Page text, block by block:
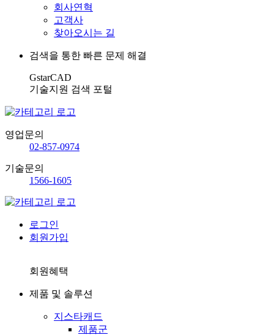
회사연혁
고객사
찾아오시는 길
검색을 통한 빠른 문제 해결
GstarCAD
기술지원 검색 포털
영업문의
02-857-0974
기술문의
1566-1605
로그인
회원가입
회원혜택
제품 및 솔루션
지스타캐드
제품군